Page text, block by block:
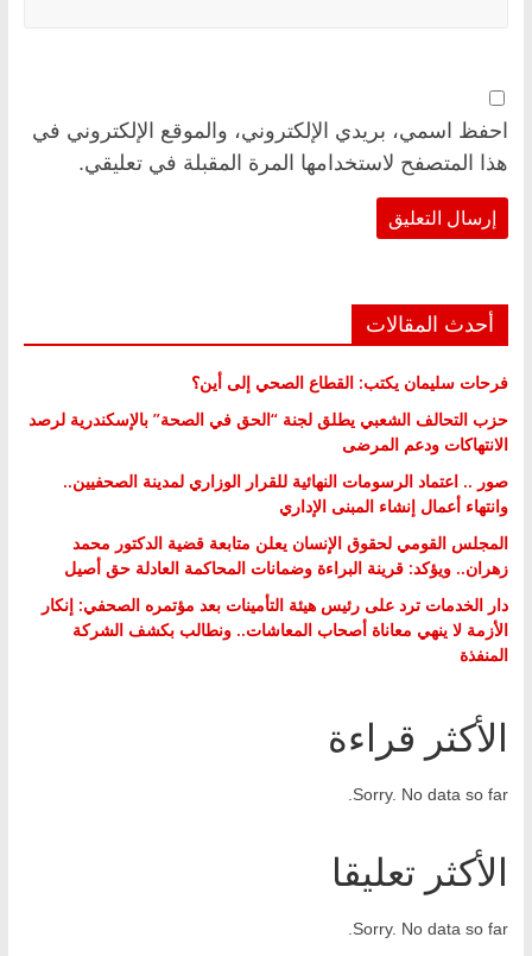
احفظ اسمي، بريدي الإلكتروني، والموقع الإلكتروني في
هذا المتصفح لاستخدامها المرة المقبلة في تعليقي.
أحدث المقالات
فرحات سليمان يكتب: القطاع الصحي إلى أين؟
حزب التحالف الشعبي يطلق لجنة “الحق في الصحة” بالإسكندرية لرصد
الانتهاكات ودعم المرضى
صور .. اعتماد الرسومات النهائية للقرار الوزاري لمدينة الصحفيين..
وانتهاء أعمال إنشاء المبنى الإداري
المجلس القومي لحقوق الإنسان يعلن متابعة قضية الدكتور محمد
زهران.. ويؤكد: قرينة البراءة وضمانات المحاكمة العادلة حق أصيل
دار الخدمات ترد على رئيس هيئة التأمينات بعد مؤتمره الصحفي: إنكار
الأزمة لا ينهي معاناة أصحاب المعاشات.. ونطالب بكشف الشركة
المنفذة
الأكثر قراءة
Sorry. No data so far.
الأكثر تعليقا
Sorry. No data so far.